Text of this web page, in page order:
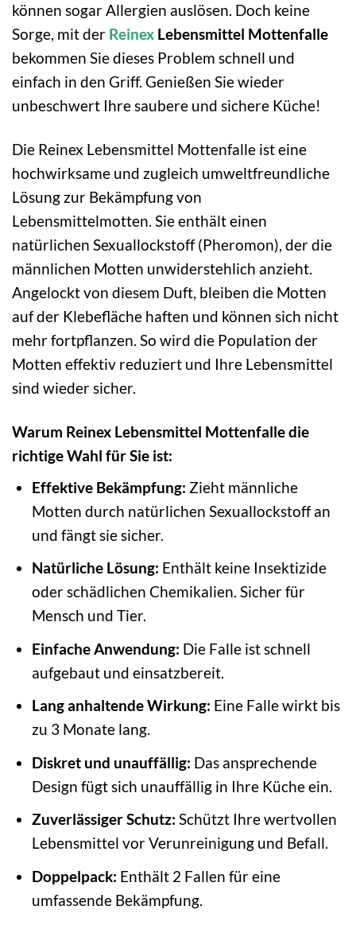
können sogar Allergien auslösen. Doch keine
Sorge, mit der Reinex Lebensmittel Mottenfalle
bekommen Sie dieses Problem schnell und
einfach in den Griff. Genießen Sie wieder
unbeschwert Ihre saubere und sichere Küche!
Die Reinex Lebensmittel Mottenfalle ist eine
hochwirksame und zugleich umweltfreundliche
Lösung zur Bekämpfung von
Lebensmittelmotten. Sie enthält einen
natürlichen Sexuallockstoff (Pheromon), der die
männlichen Motten unwiderstehlich anzieht.
Angelockt von diesem Duft, bleiben die Motten
auf der Klebefläche haften und können sich nicht
mehr fortpflanzen. So wird die Population der
Motten effektiv reduziert und Ihre Lebensmittel
sind wieder sicher.
Warum Reinex Lebensmittel Mottenfalle die
richtige Wahl für Sie ist:
Effektive Bekämpfung: Zieht männliche
Motten durch natürlichen Sexuallockstoff an
und fängt sie sicher.
Natürliche Lösung: Enthält keine Insektizide
oder schädlichen Chemikalien. Sicher für
Mensch und Tier.
Einfache Anwendung: Die Falle ist schnell
aufgebaut und einsatzbereit.
Lang anhaltende Wirkung: Eine Falle wirkt bis
zu 3 Monate lang.
Diskret und unauffällig: Das ansprechende
Design fügt sich unauffällig in Ihre Küche ein.
Zuverlässiger Schutz: Schützt Ihre wertvollen
Lebensmittel vor Verunreinigung und Befall.
Doppelpack: Enthält 2 Fallen für eine
umfassende Bekämpfung.